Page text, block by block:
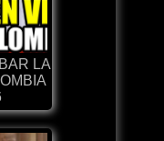
LA